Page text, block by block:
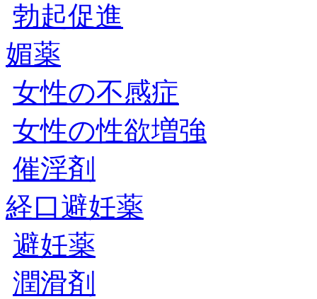
勃起促進
媚薬
女性の不感症
女性の性欲増強
催淫剤
経口避妊薬
避妊薬
潤滑剤